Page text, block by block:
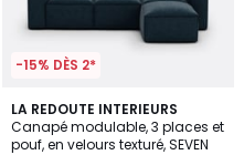
-15% DÈS 2*
LA REDOUTE INTERIEURS
Canapé modulable, 3 places et
pouf, en velours texturé, SEVEN
3
Couleurs